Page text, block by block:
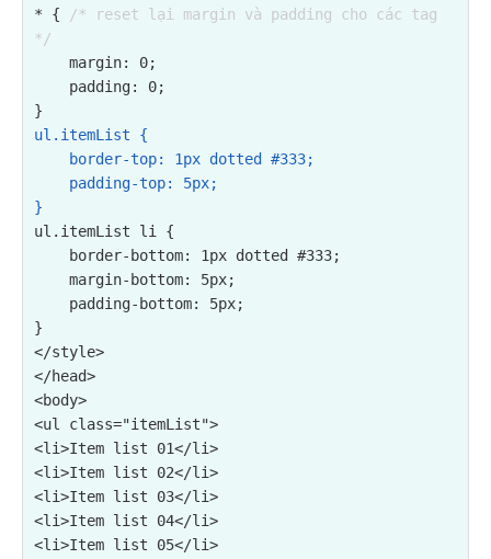
* {
/* reset lại margin và padding cho các tag
*/
ul.itemList {
}
ul.itemList li {
}
</style>
</head>
<ul class="itemList">
<li>Item list 01</li>
<li>Item list 02</li>
<li>Item list 03</li>
<li>Item list 04</li>
<li>Item list 05</li>